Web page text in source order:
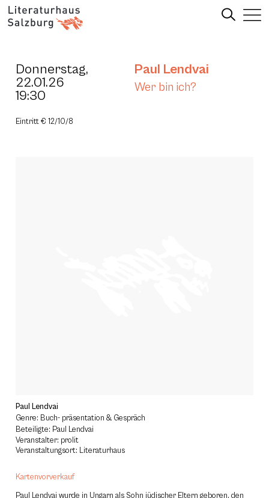
Donnerstag,
22.01.26
19:30
Paul Lendvai
Wer bin ich?
Eintritt € 12/10/8
Paul Lendvai
Genre: Buch- präsentation & Gespräch
Beteiligte: Paul Lendvai
Veranstalter: prolit
Veranstaltungsort: Literaturhaus
Kartenvorverkauf
Paul Lendvai wurde in Ungarn als Sohn jüdischer Eltern geboren, den